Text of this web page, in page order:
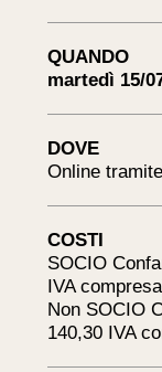
QUANDO
martedì 15/
DOVE
Online
COSTI
SOCIO
IVA
Non SOCIO
140,30 IVA